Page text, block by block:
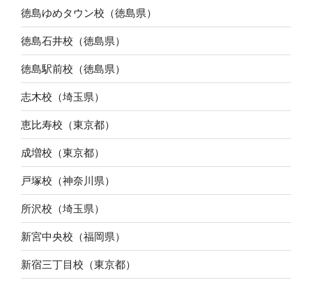
徳島ゆめタウン校（徳島県）
徳島石井校（徳島県）
徳島駅前校（徳島県）
志木校（埼玉県）
恵比寿校（東京都）
成増校（東京都）
戸塚校（神奈川県）
所沢校（埼玉県）
新宮中央校（福岡県）
新宿三丁目校（東京都）